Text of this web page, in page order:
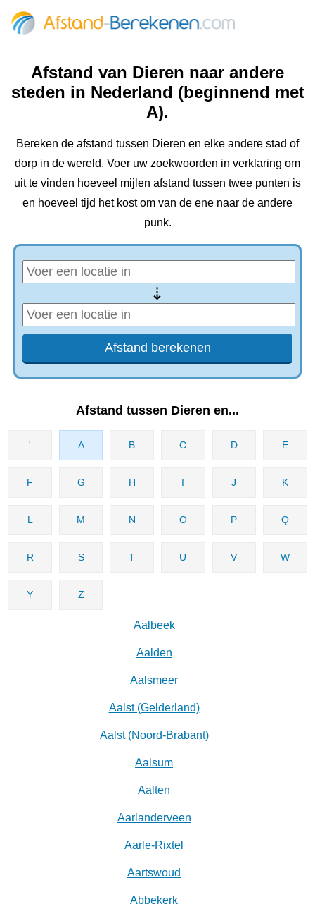
Afstand van Dieren naar andere
steden in Nederland (beginnend met
A).
Bereken de afstand tussen Dieren en elke andere stad of
dorp in de wereld. Voer uw zoekwoorden in verklaring om
uit te vinden hoeveel mijlen afstand tussen twee punten is
en hoeveel tijd het kost om van de ene naar de andere
punk.
⇢
Afstand tussen Dieren en...
' A B C D E
F G H I J K
L M N O P Q
R S T U V W
Y Z
Aalbeek
Aalden
Aalsmeer
Aalst (Gelderland)
Aalst (Noord-Brabant)
Aalsum
Aalten
Aarlanderveen
Aarle-Rixtel
Aartswoud
Abbekerk